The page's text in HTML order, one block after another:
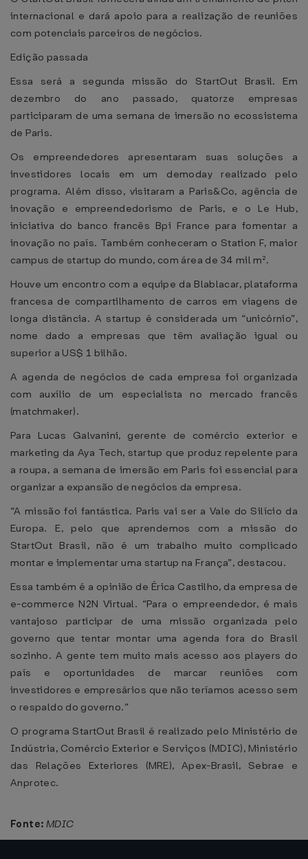
internacional e dará apoio para a realização de reuniões
com potenciais parceiros de negócios.
Edição passada
Essa será a segunda missão do StartOut Brasil. Em
dezembro do ano passado, quatorze empresas
participaram de uma semana de imersão no ecossistema
de Paris.
Os empreendedores apresentaram suas soluções a
investidores locais em um demoday realizado pelo
programa. Além disso, visitaram a Paris&Co, agência de
inovação e empreendedorismo de Paris, e o Le Hub,
iniciativa do banco francês Bpi France para fomentar a
inovação no país. Também conheceram o Station F, maior
campus de startup do mundo, com área de 34 mil m².
Houve um encontro com a equipe da Blablacar, plataforma
francesa de compartilhamento de carros em viagens de
longa distância. A startup é considerada um “unicórnio”,
nome dado a empresas que têm avaliação igual ou
superior a US$ 1 bilhão.
A agenda de negócios de cada empresa foi organizada
com auxílio de um especialista no mercado francês
(matchmaker).
Para Lucas Galvanini, gerente de comércio exterior e
marketing da Aya Tech, startup que produz repelente para
a roupa, a semana de imersão em Paris foi essencial para
organizar a expansão de negócios da empresa.
“A missão foi fantástica. Paris vai ser a Vale do Silício da
Europa. E, pelo que aprendemos com a missão do
StartOut Brasil, não é um trabalho muito complicado
montar e implementar uma startup na França”, destacou.
Essa também é a opinião de Érica Castilho, da empresa de
e-commerce N2N Virtual. “Para o empreendedor, é mais
vantajoso participar de uma missão organizada pelo
governo que tentar montar uma agenda fora do Brasil
sozinho. A gente tem muito mais acesso aos players do
país e oportunidades de marcar reuniões com
investidores e empresários que não teríamos acesso sem
o respaldo do governo.”
O programa StartOut Brasil é realizado pelo Ministério de
Indústria, Comércio Exterior e Serviços (MDIC), Ministério
das Relações Exteriores (MRE), Apex-Brasil, Sebrae e
Anprotec.
Fonte: MDIC